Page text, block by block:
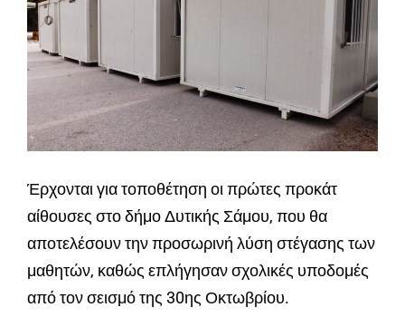
Έρχονται για τοποθέτηση οι πρώτες προκάτ
αίθουσες στο δήμο Δυτικής Σάμου, που θα
αποτελέσουν την προσωρινή λύση στέγασης των
μαθητών, καθώς επλήγησαν σχολικές υποδομές
από τον σεισμό της 30ης Οκτωβρίου.